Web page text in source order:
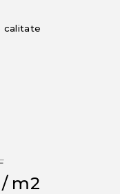
calitate
/ m2